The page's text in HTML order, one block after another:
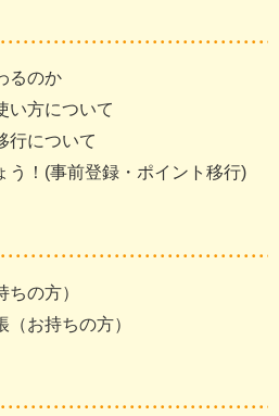
るのか
い方について
行について
う！(事前登録・ポイント移行)
の方）
（お持ちの方）